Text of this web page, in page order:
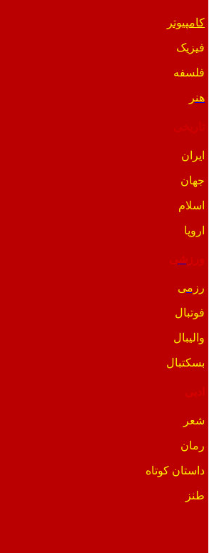
کامپیوتر
فیزیک
فلسفه
هنر
ایران
جهان
اسلام
اروپا
ورزشی
رزمی
فوتبال
والیبال
بسکتبال
ادبی
شعر
رمان
داستان کوتاه
طنز